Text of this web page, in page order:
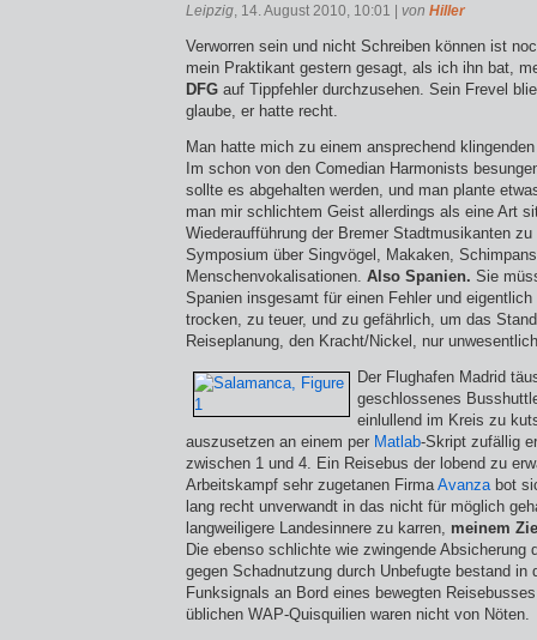
Leipzig, 14. August 2010, 10:01 | von Hiller
Verworren sein und nicht Schreiben können ist
mein Praktikant gestern gesagt, als ich ihn bat,
DFG auf Tippfehler durchzusehen. Sein Frevel
glaube, er hatte recht.
Man hatte mich zu einem ansprechend
Im schon von den Comedian Harmonists
sollte es abgehalten werden, und man plante
man mir schlichtem Geist allerdings als eine Art
Wiederaufführung der Bremer Stadtmusikanten
Symposium über Singvögel, Makaken,
Menschenvokalisationen. Also Spanien. Sie
Spanien insgesamt für einen Fehler und
trocken, zu teuer, und zu gefährlich, um das
Reiseplanung, den Kracht/Nickel, nur
Der Flughafen Madrid
geschlossenes
einlullend im Kreis zu
auszusetzen an einem per Matlab-Skript zufällig
zwischen 1 und 4. Ein Reisebus der lobend zu
Arbeitskampf sehr zugetanen FirmaAvanzabot
lang recht unverwandt in das nicht für möglich
langweiligere Landesinnere zu karren, meinem
Die ebenso schlichte wie zwingende Absicherung
gegen Schadnut­zung durch Unbefugte bestand in
Funksig­nals an Bord eines bewegten
üblichen WAP-Quisquilien waren nicht von Nöten.